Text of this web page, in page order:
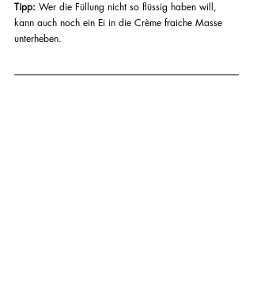
Tipp: Wer die Füllung nicht so flüssig haben will,
kann auch noch ein Ei in die Crème fraiche Masse
unterheben.